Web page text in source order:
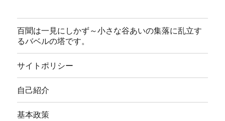
百聞は一見にしかず～小さな谷あいの集落に乱立す
るバベルの塔です。
サイトポリシー
自己紹介
基本政策